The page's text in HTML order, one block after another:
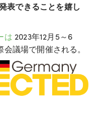
表できることを嬉し
は 2023年12月5～6
議場で開催される。